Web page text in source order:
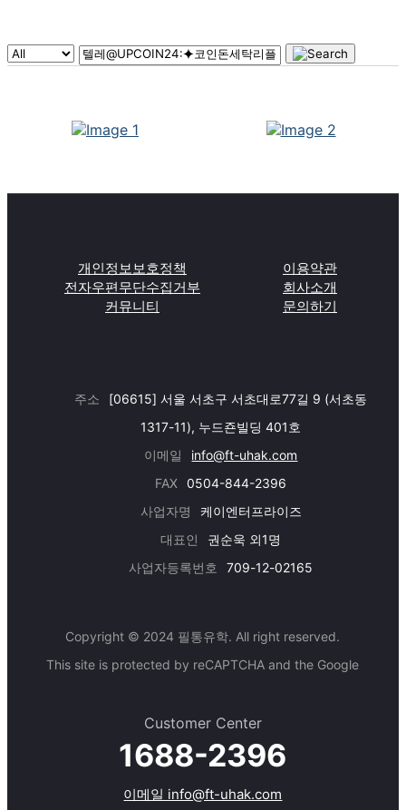
개인정보보호정책
이용약관
전자우편무단수집거부
회사소개
커뮤니티
문의하기
주소
[06615] 서울 서초구 서초대로77길 9 (서초동
1317-11), 누드죤빌딩 401호
이메일
info@ft-uhak.com
FAX
0504-844-2396
사업자명
케이엔터프라이즈
대표인
권순욱 외1명
사업자등록번호
709-12-02165
Copyright © 2024 필통유학. All right reserved.
This site is protected by reCAPTCHA and the Google
Customer Center
1688-2396
이메일 info@ft-uhak.com